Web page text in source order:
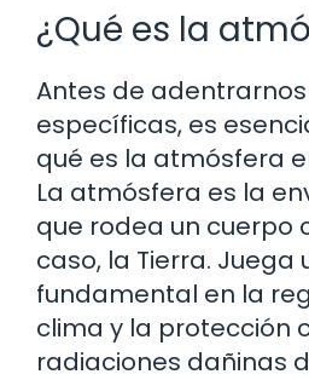
¿Qué es la
Antes de
específicas, es
qué es la atmósfera
La atmósfera es la
que rodea un cuerpo
caso, la Tierra. Juega
fundamental en la
clima y la protección
radiaciones dañinas